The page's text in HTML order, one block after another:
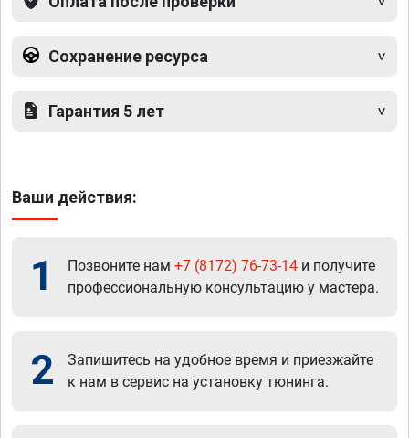
Сохранение ресурса
Гарантия 5 лет
Ваши действия:
1 Позвоните нам +7 (8172) 76-73-14 и получите
профессиональную консультацию у мастера.
2
Запишитесь на удобное время и приезжайте
к нам в сервис на установку тюнинга.